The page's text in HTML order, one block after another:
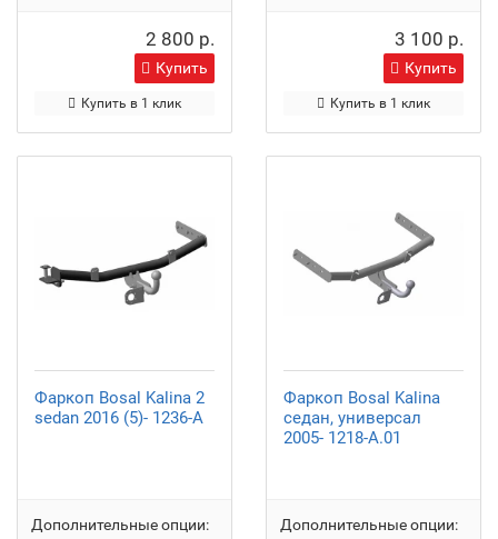
2 800 р.
Купить
Купить в 1 клик
3 100 р.
Купить
Купить в 1 клик
Фаркоп Bosal Kalina 2
sedan 2016 (5)- 1236-A
Дополнительные опции:
Фаркоп Bosal Kalina
седан, универсал
2005- 1218-A.01
Дополнительные опции: